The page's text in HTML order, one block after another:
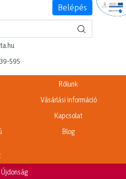
595
Belépés
Rólunk
Vásárlási információ
Kapcsolat
Blog
Újdonság
Legnépszerűbb termékeink